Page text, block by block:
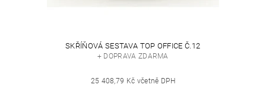
SKŘÍŇOVÁ SESTAVA TOP OFFICE Č.12
+ DOPRAVA ZDARMA
25 408,79 Kč včetně DPH